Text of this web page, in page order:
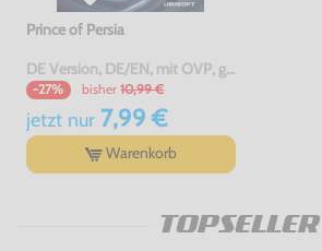
Prince of Persia
DE Version, DE/EN, mit OVP, gebraucht
-27% bisher 10,99 €
jetzt nur7,99 €
Warenkorb
TOPSELLER